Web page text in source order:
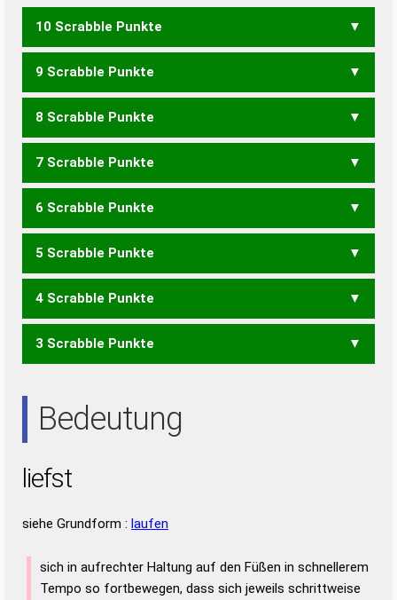
10 Scrabble Punkte
FEILST FELSIT FIELST
9 Scrabble Punkte
FEILT FIELT FILET FLIES
8 Scrabble Punkte
ELFT FEIL FELS FIEL
FITES
SEIFT STEIF TIEFS
7 Scrabble Punkte
ELF FEIT FEST FIES
6 Scrabble Punkte
FEI FES FIS FIT EILST
STEIL STIEL STILE TEILS
5 Scrabble Punkte
EILT ILSE LEIS LEIT LEST
TEIL
4 Scrabble Punkte
EIL LEI LET EIST SEIT
3 Scrabble Punkte
Bedeutung
liefst
siehe Grundform : laufen
sich in aufrechter Haltung auf den Füßen in schnellerem
Tempo so fortbewegen, dass sich jeweils schrittweise